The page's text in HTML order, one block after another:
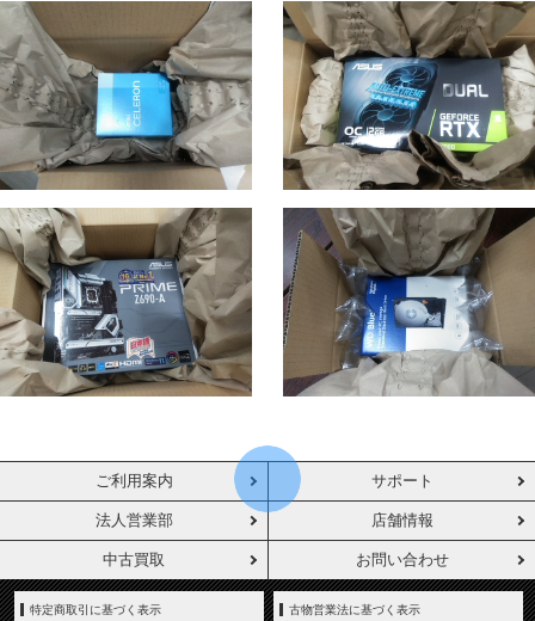
ご利用案内 サポート
法人営業部 店舗情報
中古買取 お問い合わせ
特定商取引に基づく表示 古物営業法に基づく表示